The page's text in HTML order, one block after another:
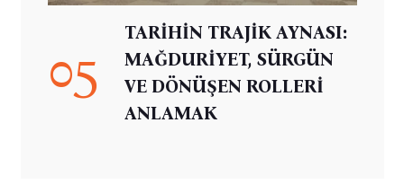
05
TARİHİN TRAJİK AYNASI:
MAĞDURİYET, SÜRGÜN
VE DÖNÜŞEN ROLLERİ
ANLAMAK